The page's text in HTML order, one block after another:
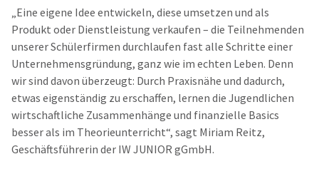
„Eine eigene Idee entwickeln, diese umsetzen und als
Produkt oder Dienstleistung verkaufen – die Teilnehmenden
unserer Schülerfirmen durchlaufen fast alle Schritte einer
Unternehmensgründung, ganz wie im echten Leben. Denn
wir sind davon überzeugt: Durch Praxisnähe und dadurch,
etwas eigenständig zu erschaffen, lernen die Jugendlichen
wirtschaftliche Zusammenhänge und finanzielle Basics
besser als im Theorieunterricht“, sagt Miriam Reitz,
Geschäftsführerin der IW JUNIOR gGmbH.